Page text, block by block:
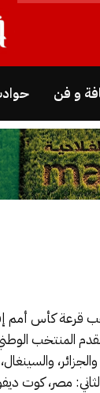
و فن
كأس أمم
المنتخب
مصر، كوت